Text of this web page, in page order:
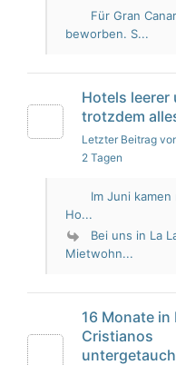
Für Gran
beworben. S...
Hotels leerer
trotzdem
Letzter Beitrag
2 Tagen
Im Juni
Ho...
Bei uns in La
Mietwohn...
16 Monate in
Cristianos